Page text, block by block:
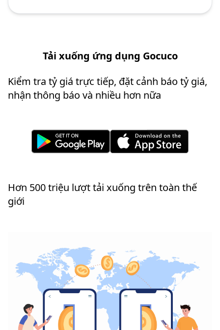
Tải xuống ứng dụng Gocuco
Kiểm tra tỷ giá trực tiếp, đặt cảnh báo tỷ giá,
nhận thông báo và nhiều hơn nữa
Hơn 500 triệu lượt tải xuống trên toàn thế
giới